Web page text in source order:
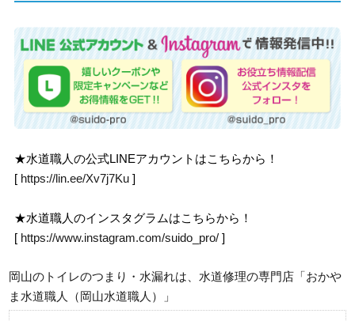
★水道職人の公式LINEアカウントはこちらから！
[ https://lin.ee/Xv7j7Ku ]
★水道職人のインスタグラムはこちらから！
[ https://www.instagram.com/suido_pro/ ]
岡山のトイレのつまり・水漏れは、水道修理の専門店「おかや
ま水道職人（岡山水道職人）」